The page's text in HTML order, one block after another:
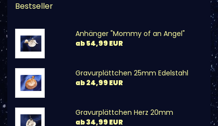
Bestseller
Anhänger "Mommy of an Angel"
ab 54,99 EUR
Gravurplättchen 25mm Edelstahl
ab 24,99 EUR
Gravurplättchen Herz 20mm
ab 34,99 EUR